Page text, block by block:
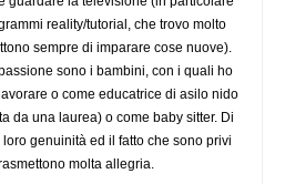
reality/tutorial, che trovo molto
sempre di imparare cose nuove).
sono i bambini, con i quali ho
o come educatrice di asilo nido
da una laurea) o come baby sitter. Di
genuinità ed il fatto che sono privi
molta allegria.